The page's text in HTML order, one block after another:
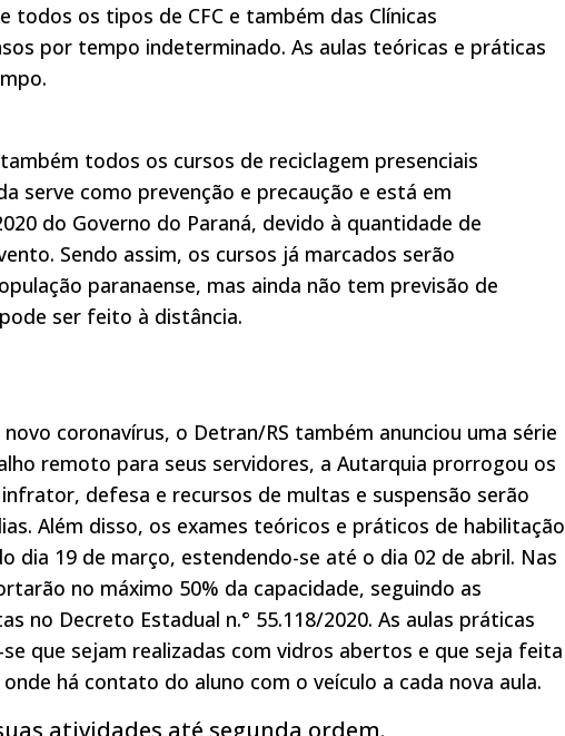
todos os tipos de CFC e também das Clínicas
por tempo indeterminado. As aulas teóricas e práticas
todos os cursos de reciclagem presenciais
serve como prevenção e precaução e está em
do Governo do Paraná, devido à quantidade de
Sendo assim, os cursos já marcados serão
paranaense, mas ainda não tem previsão de
pode ser feito à distância.
coronavírus, o Detran/RS também anunciou uma série
remoto para seus servidores, a Autarquia prorrogou os
defesa e recursos de multas e suspensão serão
Além disso, os exames teóricos e práticos de habilitação
dia 19 de março, estendendo-se até o dia 02 de abril. Nas
no máximo 50% da capacidade, seguindo as
no Decreto Estadual n.° 55.118/2020. As aulas práticas
que sejam realizadas com vidros abertos e que seja feita
há contato do aluno com o veículo a cada nova aula.
atividades até segunda ordem.